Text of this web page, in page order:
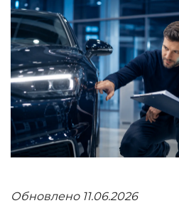
Обновлено 11.06.2026